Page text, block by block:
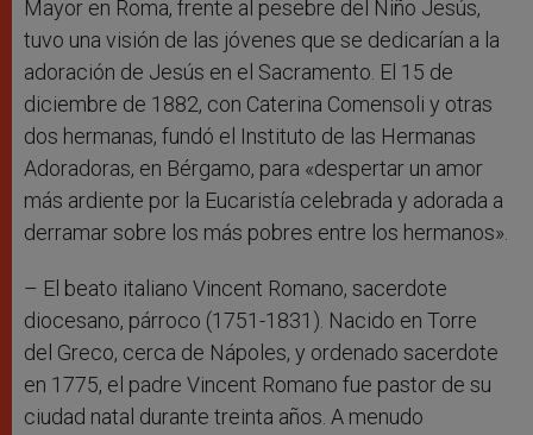
Mayor en Roma, frente al pesebre del Niño Jesús,
tuvo una visión de las jóvenes que se dedicarían a la
adoración de Jesús en el Sacramento. El 15 de
diciembre de 1882, con Caterina Comensoli y otras
dos hermanas, fundó el Instituto de las Hermanas
Adoradoras, en Bérgamo, para «despertar un amor
más ardiente por la Eucaristía celebrada y adorada a
derramar sobre los más pobres entre los hermanos».
– El beato italiano Vincent Romano, sacerdote
diocesano, párroco (1751-1831). Nacido en Torre
del Greco, cerca de Nápoles, y ordenado sacerdote
en 1775, el padre Vincent Romano fue pastor de su
ciudad natal durante treinta años. A menudo